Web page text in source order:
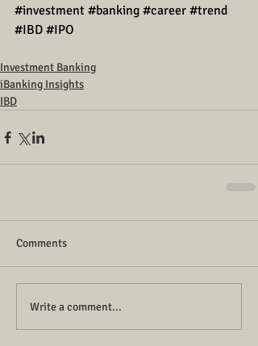
#investment #banking #career #trend
#IBD #IPO
Investment Banking
iBanking Insights
IBD
Comments
Write a comment...